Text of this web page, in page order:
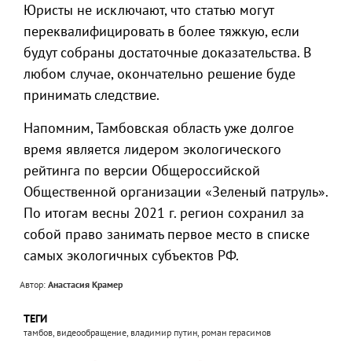
Юристы не исключают, что статью могут
переквалифицировать в более тяжкую, если
будут собраны достаточные доказательства. В
любом случае, окончательно решение буде
принимать следствие.
Напомним, Тамбовская область уже долгое
время является лидером экологического
рейтинга по версии Общероссийской
Общественной организации «Зеленый патруль».
По итогам весны 2021 г. регион сохранил за
собой право занимать первое место в списке
самых экологичных субъектов РФ.
Автор: Анастасия Крамер
ТЕГИ
тамбов, видеообращение, владимир путин, роман герасимов